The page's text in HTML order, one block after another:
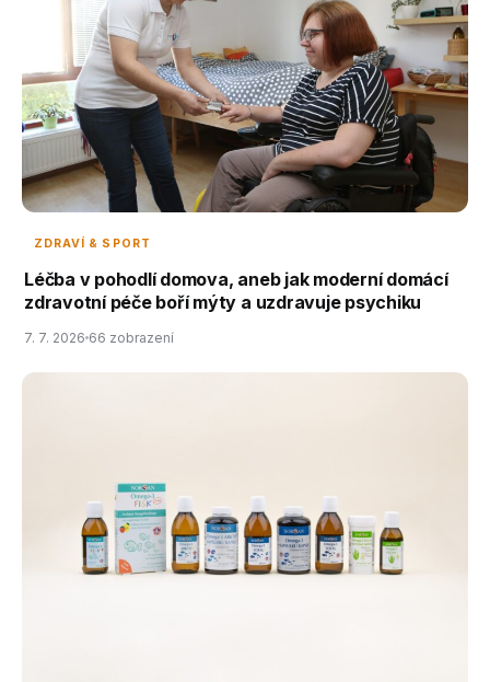
ZDRAVÍ & SPORT
Léčba v pohodlí domova, aneb jak moderní domácí
zdravotní péče boří mýty a uzdravuje psychiku
7. 7. 2026 66 zobrazení